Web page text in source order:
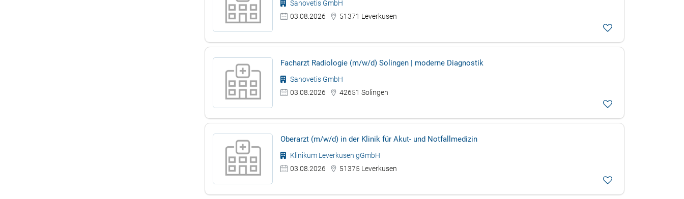
Sanovetis GmbH
03.08.2026
51371 Leverkusen
Facharzt Radiologie (m/w/d) Solingen | moderne Diagnostik
Sanovetis GmbH
03.08.2026
42651 Solingen
Oberarzt (m/w/d) in der Klinik für Akut- und Notfallmedizin
Klinikum Leverkusen gGmbH
03.08.2026
51375 Leverkusen